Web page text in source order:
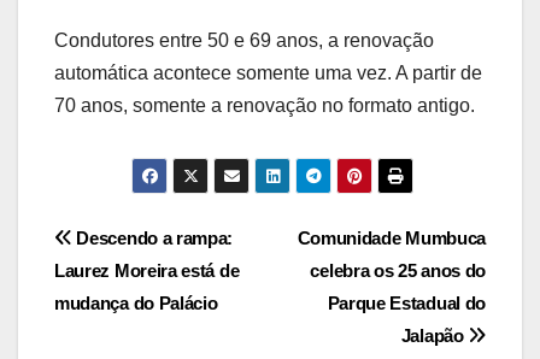
Condutores entre 50 e 69 anos, a renovação
automática acontece somente uma vez. A partir de
70 anos, somente a renovação no formato antigo.
Post
navigation
Comunidade Mumbuca
celebra os 25 anos do
Parque Estadual do
Jalapão
Descendo a rampa:
Laurez Moreira está de
mudança do Palácio